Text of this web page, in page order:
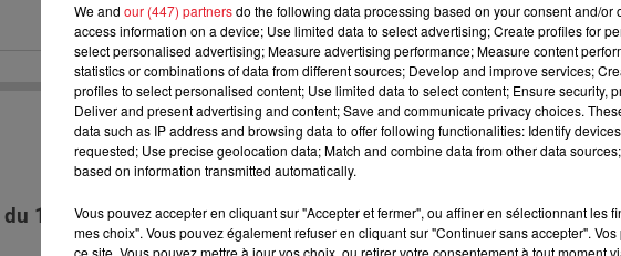
du 16.04.2025
We and our (447) partnersdo the following data processing based on your consent and/or
access information on a device; Use limited data to select advertising; Create profiles for
select personalised advertising; Measure advertising performance; Measure content
statistics or combinations of data from different sources; Develop and improve services;
profiles to select personalised content; Use limited data to select content; Ensure security,
Deliver and present advertising and content; Save and communicate privacy choices.
data such as IP address and browsing data to offer following functionalities: Identify
requested; Use precise geolocation data; Match and combine data from other data
based on information transmitted automatically.
Vous pouvez accepter en cliquant sur "Accepter et fermer", ou affiner en sélectionnant les
mes choix". Vous pouvez également refuser en cliquant sur "Continuer sans accepter".
ce site. Vous pouvez mettre à jour vos choix, ou retirer votre consentement à tout moment